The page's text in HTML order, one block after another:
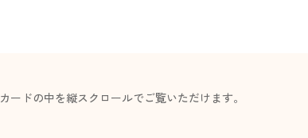
カードの中を縦スクロールでご覧いただけます。